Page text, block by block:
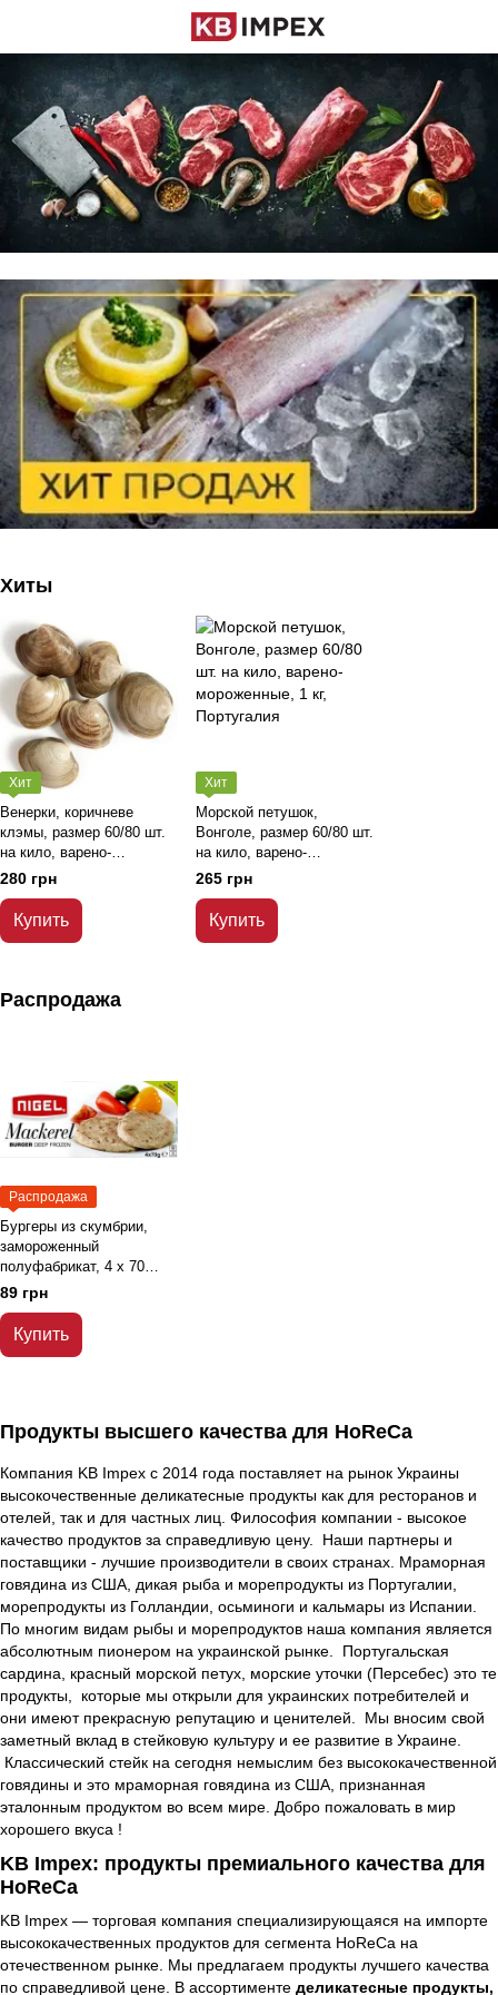
Хиты
Хит
Венерки, коричневе
клэмы, размер 60/80 шт.
на кило, варено-
мороженные, Португалия,
280 грн
Купить
Хит
Морской петушок,
Вонголе, размер 60/80 шт.
на кило, варено-
мороженные, 1 кг,
Португалия
265 грн
Купить
Распродажа
Распродажа
Бургеры из скумбрии,
замороженный
полуфабрикат, 4 х 70
грамм, без глютена,
Португалия
89 грн
Купить
Продукты высшего качества для HoReCa
Компания KB Impex с 2014 года поставляет на рынок Украины
высокочественные деликатесные продукты как для ресторанов и
отелей, так и для частных лиц. Философия компании - высокое
качество продуктов за справедливую цену. Наши партнеры и
поставщики - лучшие производители в своих странах. Мраморная
говядина из США, дикая рыба и морепродукты из Португалии,
морепродукты из Голландии, осьминоги и кальмары из Испании.
По многим видам рыбы и морепродуктов наша компания является
абсолютным пионером на украинской рынке. Португальская
сардина, красный морской петух, морские уточки (Персебес) это те
продукты, которые мы открыли для украинских потребителей и
они имеют прекрасную репутацию и ценителей. Мы вносим свой
заметный вклад в стейковую культуру и ее развитие в Украине.
Классический стейк на сегодня немыслим без высококачественной
говядины и это мраморная говядина из США, признанная
эталонным продуктом во всем мире. Добро пожаловать в мир
хорошего вкуса !
KB Impex: продукты премиального качества для
HoReCa
KB Impex — торговая компания специализирующаяся на импорте
высококачественных продуктов для сегмента HoReCa на
отечественном рынке. Мы предлагаем продукты лучшего качества
по справедливой цене. В ассортименте деликатесные продукты,